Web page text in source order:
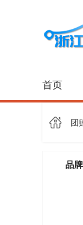
首页
团
品牌